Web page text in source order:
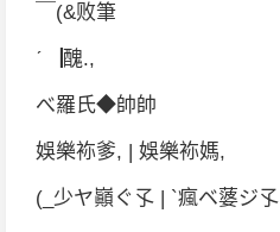
￣(&败筆
ˊ▕醜.,
べ羅氏◆帥帥
娛樂袮爹, | 娛樂袮媽,
(_少ヤ巓ぐ孓 | `瘋ベ蔢ジ孓